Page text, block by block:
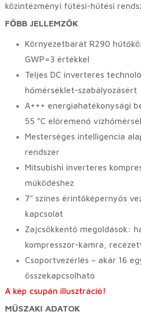
közintézményi fűtési-hűtési
FŐBB JELLEMZŐK
Környezetbarát R290
GWP=3 értékkel
Teljes DC inverteres
hőmérséklet-szabályozásért
A+++ energiahatékonysági
55 °C előremenő
Mesterséges intelligencia
rendszer
Mitsubishi inverteres
működéshez
7″ színes érintőképernyős
kapcsolat
Zajcsökkentő megoldások:
kompresszor-kamra,
Csoportvezérlés – akár 16
összekapcsolható
A kép csupán illusztráció!
MŰSZAKI ADATOK